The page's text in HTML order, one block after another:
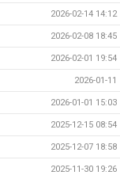
2026-02-14 14:12
2026-02-08 18:45
2026-02-01 19:54
2026-01-11
2026-01-01 15:03
2025-12-15 08:54
2025-12-07 18:58
2025-11-30 19:26